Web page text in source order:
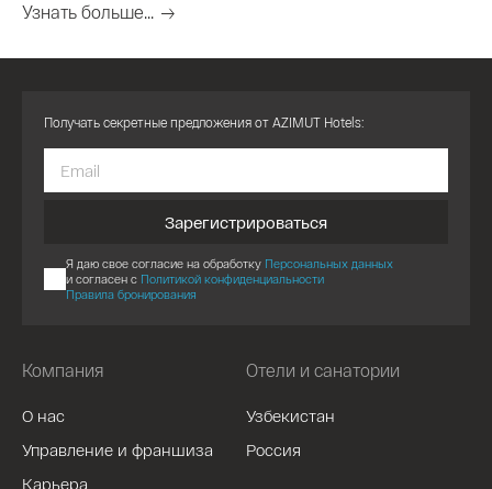
Узнать больше...
Компания
О нас
Управление и франшиза
Карьера
Отели и санатории
Узбекистан
Россия
Получать секретные предложения от AZIMUT Hotels:
Зарегистрироваться
Я даю свое согласие на обработку Персональных данных
и согласен с Политикой конфиденциальности
Правила бронирования